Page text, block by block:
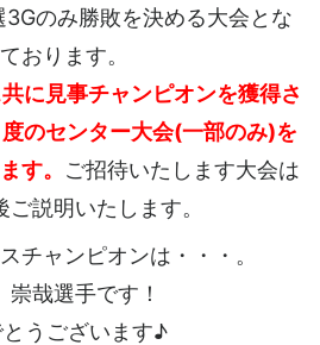
のみ勝敗を決める大会とな
おります。
に見事チャンピオンを獲得さ
のセンター大会(一部のみ)を
す。 ご招待いたします大会は
ご説明いたします。
チャンピオンは・・・。
哉選手です！
うございます♪